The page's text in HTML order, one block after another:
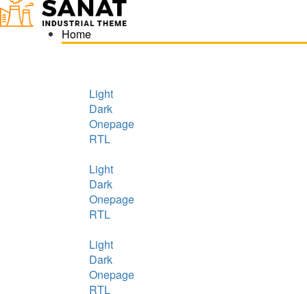
Home
Light
Dark
Onepage
RTL
Light
Dark
Onepage
RTL
Light
Dark
Onepage
RTL